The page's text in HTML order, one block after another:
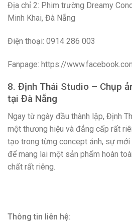
Địa chỉ 2: Phim trường Dreamy
Minh Khai, Đà Nẵng
Điện thoại: 0914 286 003
Fanpage: https://
8. Định Thái Studio – Chụp
tại Đà Nẵng
Ngay từ ngày đầu thành lập, Định
một thương hiệu và đẳng cấp rất
tạo trong từng concept ảnh, sự
để mang lai một sản phẩm hoàn
chất rất riêng.
Thông tin liên hệ: